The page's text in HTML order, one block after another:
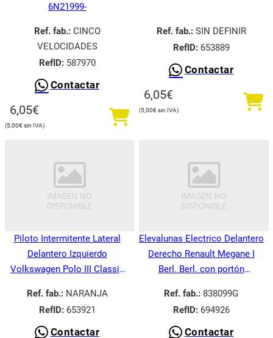
6N21999-
Ref. fab.:CINCO
VELOCIDADES
RefID:587970
Contactar
6,05€
5,00€
Ref. fab.:SIN DEFINIR
RefID:653889
Contactar
6,05€
5,00€
Piloto Intermitente Lateral
Delantero Izquierdo
Volkswagen Polo III Classic
Ref. fab.:NARANJA
RefID:653921
Contactar
Elevalunas Electrico Delantero
Derecho Renault Megane I
Berl. Berl. con portón
Ref. fab.: 838099G
RefID:694926
Contactar